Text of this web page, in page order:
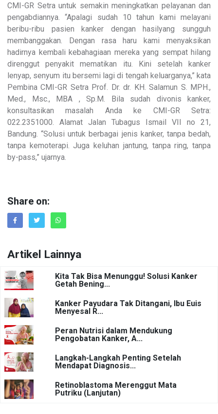
CMI-GR Setra untuk semakin meningkatkan pelayanan dan
pengabdiannya. “Apalagi sudah 10 tahun kami melayani
beribu-ribu pasien kanker dengan hasilyang sungguh
membanggakan. Dengan rasa haru kami menyaksikan
hadirnya kembali kebahagiaan mereka yang sempat hilang
direnggut penyakit mematikan itu. Kini setelah kanker
lenyap, senyum itu bersemi lagi di tengah keluarganya,” kata
Pembina CMI-GR Setra Prof. Dr. dr. KH. Salamun S. MPH.,
Med., Msc., MBA , Sp.M. Bila sudah divonis kanker,
konsultasikan masalah Anda ke CMI-GR Setra:
022.2351000. Alamat Jalan Tubagus Ismail VII no 21,
Bandung. “Solusi untuk berbagai jenis kanker, tanpa bedah,
tanpa kemoterapi. Juga keluhan jantung, tanpa ring, tanpa
by-pass,” ujarnya.
Share on:
Artikel Lainnya
Kita Tak Bisa Menunggu! Solusi Kanker
Getah Bening...
Kanker Payudara Tak Ditangani, Ibu Euis
Menyesal R...
Peran Nutrisi dalam Mendukung
Pengobatan Kanker, A...
Langkah-Langkah Penting Setelah
Mendapat Diagnosis...
Retinoblastoma Merenggut Mata
Putriku (Lanjutan)